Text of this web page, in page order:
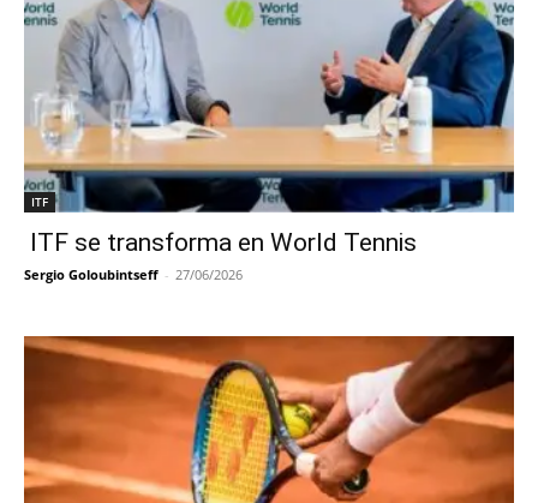
ITF
ITF se transforma en World Tennis
Sergio Goloubintseff - 27/06/2026